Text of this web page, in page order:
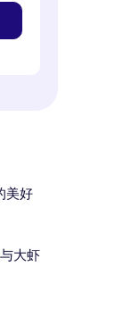
美好
大虾